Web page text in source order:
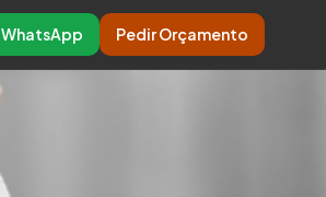
WhatsApp Pedir Orçamento